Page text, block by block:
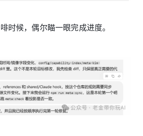
时候，偶尔瞄一眼完成进度。